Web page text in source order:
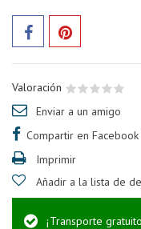
Valoración
Enviar a un amigo
Compartir en Facebook
Imprimir
Añadir a la lista de
¡Transporte